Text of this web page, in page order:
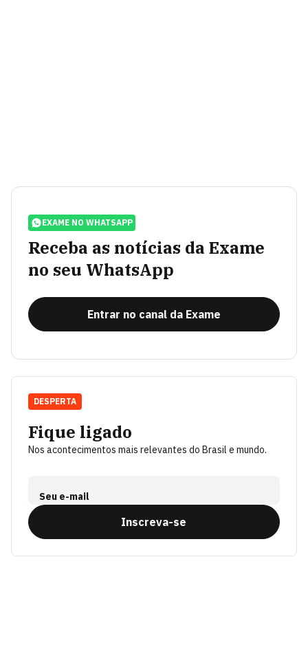
EXAME NO WHATSAPP
Receba as notícias da Exame
no seu WhatsApp
Entrar no canal da Exame
Fique ligado
Nos acontecimentos mais relevantes do Brasil e mundo.
Seu e-mail
Inscreva-se
DESPERTA